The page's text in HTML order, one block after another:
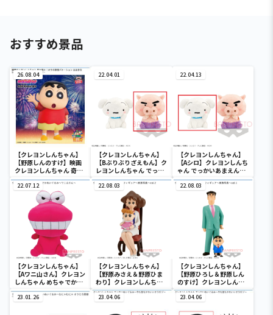
おすすめ景品
26.08.04
【クレヨンしんちゃん】
【野原しんのすけ】映画
クレヨンしんちゃん 奇々
怪々！オラの妖怪バケ～
ション おおきな
SOFVIMATES～野原しん
のすけ～
22.04.01
【クレヨンしんちゃん】
【Bぶりぶりざえもん】ク
レヨンしんちゃん でっか
いあまえんぼぬいぐるみ
22.04.13
【クレヨンしんちゃん】
【Aシロ】クレヨンしんち
ゃん でっかいあまえんぼ
ぬいぐるみ
22.07.12
【クレヨンしんちゃん】
【Aワニ山さん】クレヨン
しんちゃん めちゃでかぬ
いぐるみ～ワニ山さん～
22.08.03
【クレヨンしんちゃん】
【野原みさえ＆野原ひま
わり】クレヨンしんちゃ
ん 野原家フィギュア～家
族写真～vol.2
22.08.03
【クレヨンしんちゃん】
【野原ひろし＆野原しん
のすけ】クレヨンしんち
ゃん 野原家フィギュア～
家族写真～vol.1
23.01.26 23.04.06 23.04.06